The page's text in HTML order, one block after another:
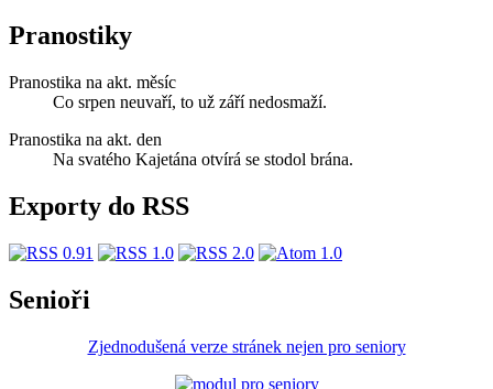
Pranostiky
Pranostika na akt. měsíc
Co srpen neuvaří, to už září nedosmaží.
Pranostika na akt. den
Na svatého Kajetána otvírá se stodol brána.
Exporty do RSS
Senioři
Zjednodušená verze stránek nejen pro seniory